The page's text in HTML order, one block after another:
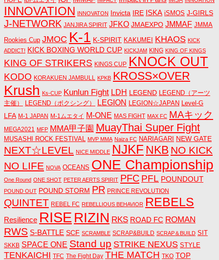
INNOVATION INNOVATON Invicta IRE ISKA iSMOS J-GIRLS
J-NETWORK JANJIRA SPIRIT JFKO JMAEXPO JMMAF JMMA
Rookies Cup JMOC K-1 K-SPIRIT KAKUMEI KHAOS KICK
ADDICT! KICK BOXING WORLD CUP KICKJAM KING KING OF KINGS
KING OF STRIKERS KINGS CUP KNOCK OUT
KODO KORAKUEN JAMBULL KPKB KROSS×OVER
Krush Ks-CUP Kunlun Fight LDH LEGEND LEGEND（アーツ
主催）
LEGEND（ボクシング） LEGION LEGION☆JAPAN Level-G
LFA M-1 JAPAN M-1ムエタイ M-ONE MAS FIGHT MAX FC MAキック
MEGA2021 MFP MMA甲子園 MuayThai Super Fight
MUSASHI ROCK FESTIVAL MVP MMA Naiza FC NARIAGARI NEW GATE
NEXT☆LEVEL NICE MIDDLE NJKF NKB NO KICK
NO LIFE NOVA OCEANS ONE Championship
One Round ONE SHOT PETER AERTS SPIRIT PFC PFL POUNDOUT
POUND OUT POUND STORM PR PRINCE REVOLUTION
QUINTET REBEL FC REBELLIOUS BEHAVIOR REBELS
Resilience RISE RIZIN RKS ROAD FC ROMAN
RWS S-BATTLE SCF SCRAMBLE SCRAP&BUILD SCRAP＆BUILD SIT
SKKB SPACE ONE Stand up STRIKE NEXUS STYLE
TENKAICHI TFC The Fight Day THE MATCH TKO TOP